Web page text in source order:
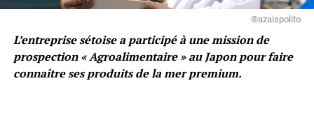
©azaispolito
L’entreprise sétoise a participé à une mission de
prospection « Agroalimentaire » au Japon pour faire
connaître ses produits de la mer premium.